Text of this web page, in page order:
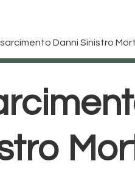
Danni Sinistro